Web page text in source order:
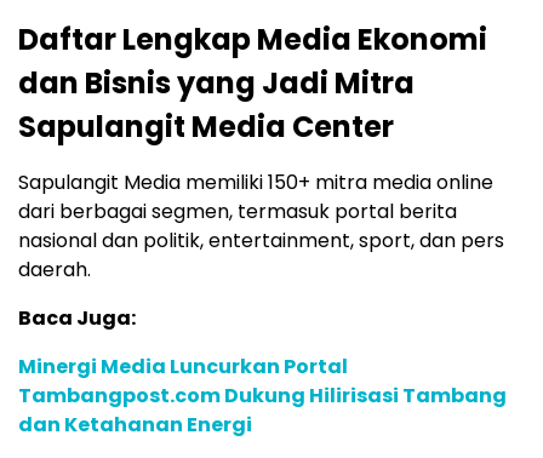
Daftar Lengkap Media Ekonomi
dan Bisnis yang Jadi Mitra
Sapulangit Media Center
Sapulangit Media memiliki 150+ mitra media online
dari berbagai segmen, termasuk portal berita
nasional dan politik, entertainment, sport, dan pers
daerah.
Baca Juga:
Minergi Media Luncurkan Portal
Tambangpost.com Dukung Hilirisasi Tambang
dan Ketahanan Energi